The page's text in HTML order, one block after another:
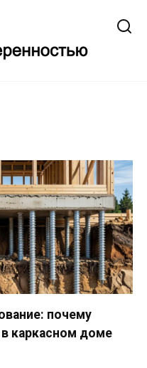
почему
в каркасном доме